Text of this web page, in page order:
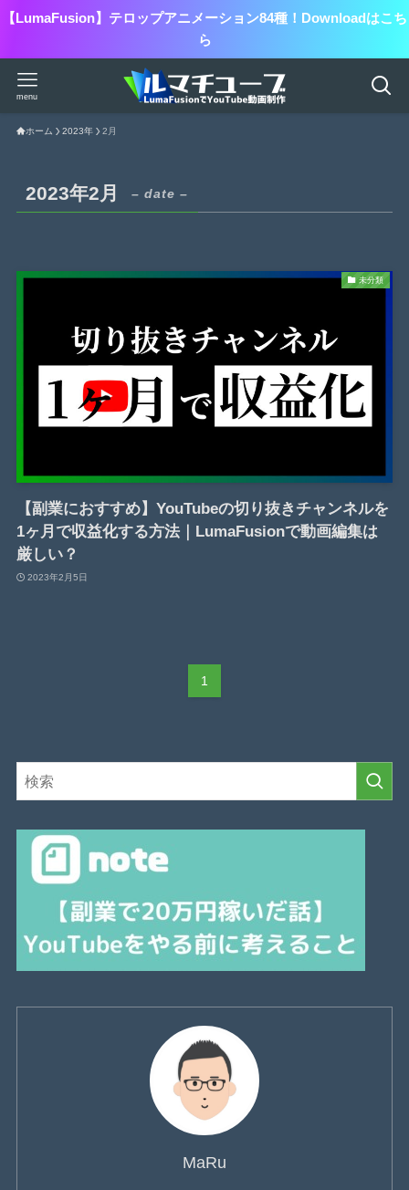
【LumaFusion】テロップアニメーション84種！Downloadはこち
ら
menu
ホーム 2023年 2月
2023年2月 – date –
未分類
【副業におすすめ】YouTubeの切り抜きチャンネルを
1ヶ月で収益化する方法｜LumaFusionで動画編集は
厳しい？
2023年2月5日
1
MaRu